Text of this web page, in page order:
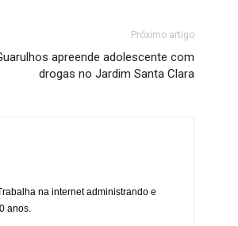
Próximo artigo
apreende adolescente com
drogas no Jardim Santa Clara
na internet administrando e
anos.